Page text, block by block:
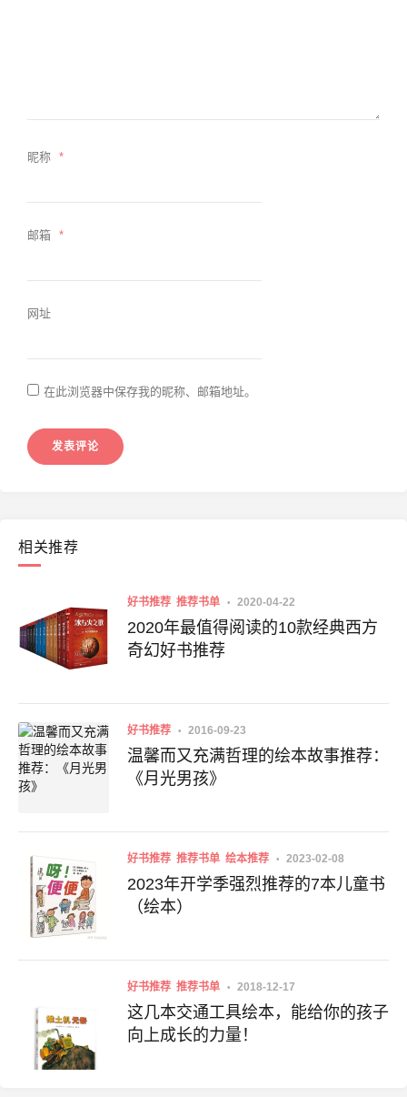
昵称 *
邮箱 *
网址
在此浏览器中保存我的昵称、邮箱地址。
相关推荐
好书推荐 推荐书单 2020-04-22
2020年最值得阅读的10款经典西方
奇幻好书推荐
好书推荐 2016-09-23
温馨而又充满哲理的绘本故事推荐：
《月光男孩》
好书推荐 推荐书单 绘本推荐 2023-02-08
2023年开学季强烈推荐的7本儿童书
（绘本）
好书推荐 推荐书单 2018-12-17
这几本交通工具绘本，能给你的孩子
向上成长的力量！